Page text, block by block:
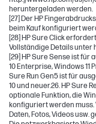
heruntergeladen werden.
[27] Der HP
beim Kauf konfiguriert
[28] HP Sure Click
Vollständige Details unter
[29] HP Sure Sense ist für
10 Enterprise, Windows 11
Sure Run Gen5 ist für
10 und neuer.26. HP Sure
optionale Funktion, die
konfiguriert werden muss.
Daten, Fotos, Videos